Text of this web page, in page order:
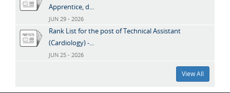
Apprentice, d...
JUN 29 - 2026
Rank List for the post of Technical Assistant
(Cardiology) -...
JUN 25 - 2026
View All